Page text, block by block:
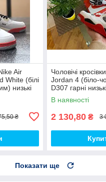
Air
White (білі
низькі
топ
₴
Чоловічі
Jordan 4 (біло-
D307 гарні
кроси топ
В наявності
2 130,80 ₴ 3
Показати ще